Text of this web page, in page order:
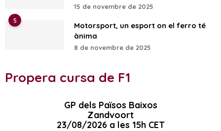
15 de novembre de 2025
5
Motorsport, un esport on el ferro té
ànima
8 de novembre de 2025
Propera cursa de F1
GP dels Països Baixos
Zandvoort
23/08/2026 a les 15h CET